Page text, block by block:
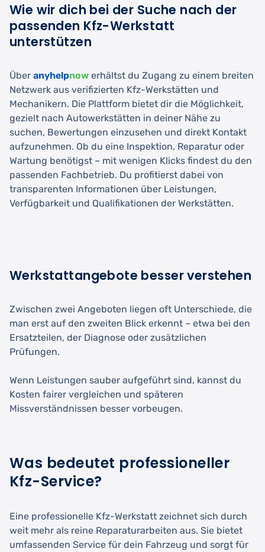
Wie wir dich bei der Suche nach der
passenden Kfz-Werkstatt
unterstützen
Über anyhelpnow erhältst du Zugang zu einem breiten
Netzwerk aus verifizierten Kfz-Werkstätten und
Mechanikern. Die Plattform bietet dir die Möglichkeit,
gezielt nach Autowerkstätten in deiner Nähe zu
suchen, Bewertungen einzusehen und direkt Kontakt
aufzunehmen. Ob du eine Inspektion, Reparatur oder
Wartung benötigst – mit wenigen Klicks findest du den
passenden Fachbetrieb. Du profitierst dabei von
transparenten Informationen über Leistungen,
Verfügbarkeit und Qualifikationen der Werkstätten.
Werkstattangebote besser verstehen
Zwischen zwei Angeboten liegen oft Unterschiede, die
man erst auf den zweiten Blick erkennt – etwa bei den
Ersatzteilen, der Diagnose oder zusätzlichen
Prüfungen.
Wenn Leistungen sauber aufgeführt sind, kannst du
Kosten fairer vergleichen und späteren
Missverständnissen besser vorbeugen.
Was bedeutet professioneller
Kfz-Service?
Eine professionelle Kfz-Werkstatt zeichnet sich durch
weit mehr als reine Reparaturarbeiten aus. Sie bietet
umfassenden Service für dein Fahrzeug und sorgt für